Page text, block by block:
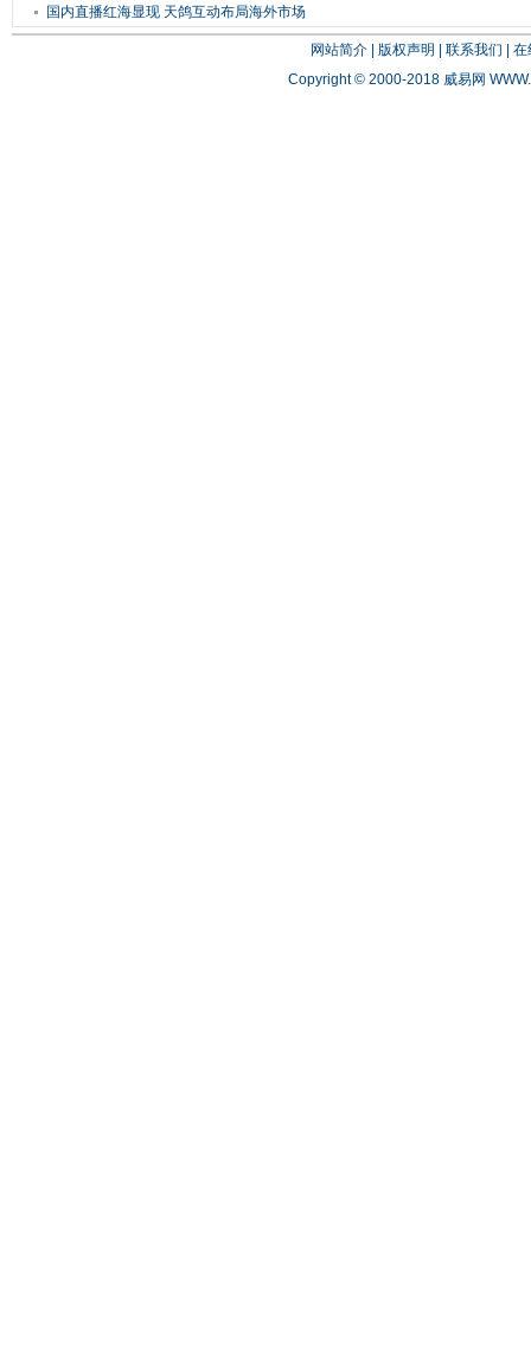
国内直播红海显现 天鸽互动布局海外市场
网站简介| 版权声明 联系我们
在
Copyright © 2000-2018 威易网 WWW.